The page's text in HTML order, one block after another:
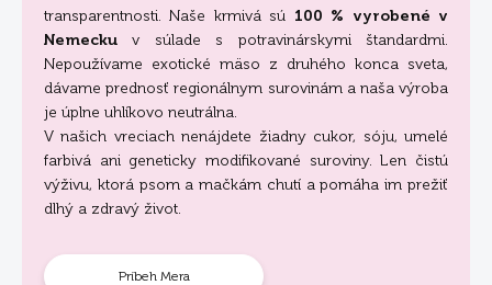
transparentnosti. Naše krmivá sú 100 % vyrobené v
Nemecku v súlade s potravinárskymi štandardmi.
Nepoužívame exotické mäso z druhého konca sveta,
dávame prednosť regionálnym surovinám a naša výroba
je úplne uhlíkovo neutrálna.
V našich vreciach nenájdete žiadny cukor, sóju, umelé
farbivá ani geneticky modifikované suroviny. Len čistú
výživu, ktorá psom a mačkám chutí a pomáha im prežiť
dlhý a zdravý život.
Príbeh Mera